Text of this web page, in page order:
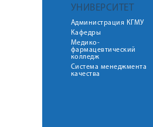
УНИВЕРСИТЕТ
Администрация КГМУ
Кафедры
Медико-
фармацевтический
колледж
Система менеджмента
качества